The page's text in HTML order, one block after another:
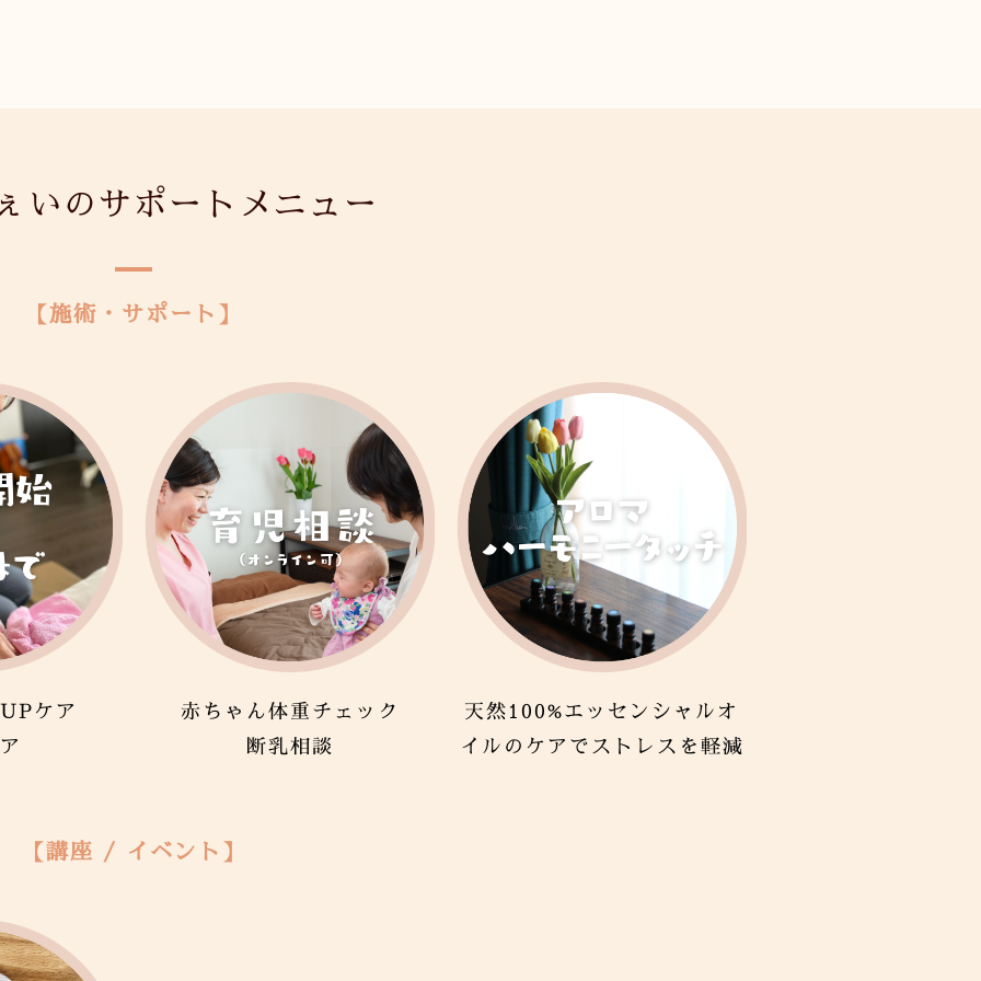
いのサポートメニュー
【施術・サポート】
ケア
赤ちゃん体重チェック
断乳相談
天然100%エッセンシャルオ
イルのケアでストレスを軽減
【講座 / イベント】